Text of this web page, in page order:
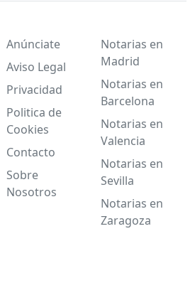
Anúnciate
Aviso Legal
Privacidad
Politica de
Cookies
Contacto
Sobre
Nosotros
Notarias en
Madrid
Notarias en
Barcelona
Notarias en
Valencia
Notarias en
Sevilla
Notarias en
Zaragoza